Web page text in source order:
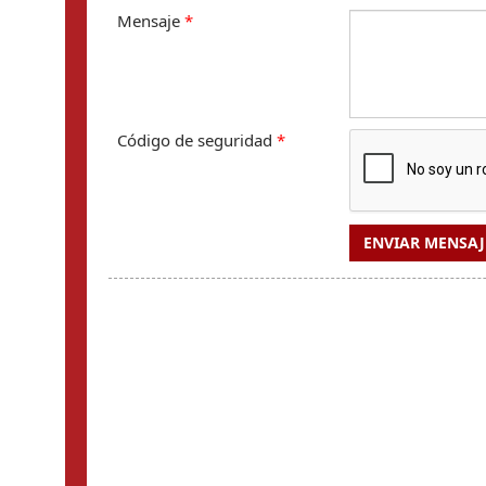
Mensaje *
Código de seguridad *
ENVIAR